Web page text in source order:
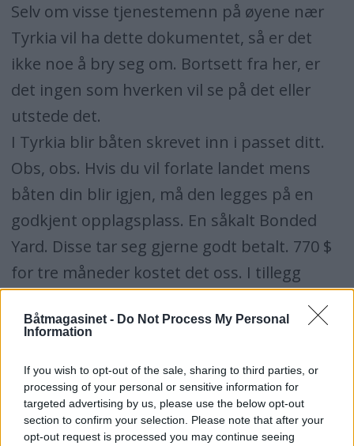
Båtmagasinet - Do Not Process My Personal
Information
If you wish to opt-out of the sale, sharing to third parties, or
processing of your personal or sensitive information for
targeted advertising by us, please use the below opt-out
section to confirm your selection. Please note that after your
opt-out request is processed you may continue seeing
Selv om visse tjenestemenn på øyene nær
Tyrkia vil ha dette dokumentet, så er det
ikke noe å bry seg om. Bortsett fra her, er
det ingen som hverken vil se på det eller
utstede det.
I Tyrkia blir båten skrevet inn i passet ditt.
Obs, obs. Hvis du vil forlate landet mens
båten din blir igjen, må den legges på en
godkjent opplagsplass. En såkalt Bonded
Yard. Disse tar seg gjerne godt betalt. 770 $
for tre måneder kostet det oss. I tillegg
båten ut av passet mitt. Legg heller båten i
men også mengder med herlige
naturhavner.